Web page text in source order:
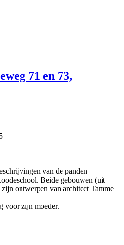
71 en 73,
van de panden
Beide gebouwen (uit
ontwerpen van architect Tamme
voor zijn moeder.